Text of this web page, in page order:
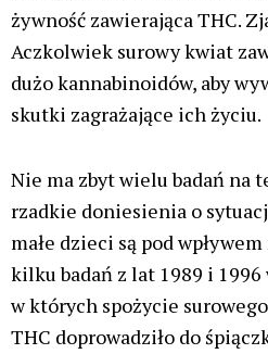
żywność zawierająca THC.
Aczkolwiek surowy kwiat
dużo kannabinoidów, aby
skutki zagrażające ich życiu.
Nie ma zbyt wielu badań na
rzadkie doniesienia o
małe dzieci są pod
kilku badań z lat 1989 i
w których spożycie
THC doprowadziło do